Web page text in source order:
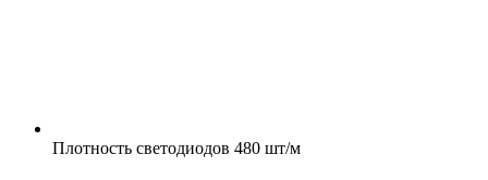
Плотность светодиодов 480 шт/м